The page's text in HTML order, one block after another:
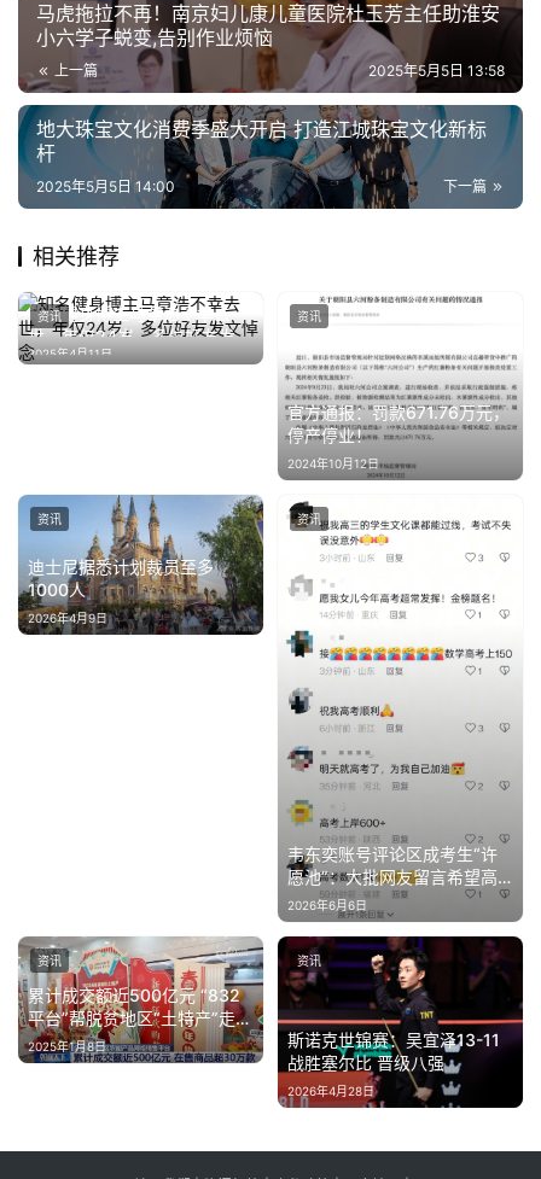
教
育
专
题
车
新
能
源
马虎拖拉不再！南京妇儿康儿童医院杜玉芳主任助淮安
小六学子蜕变,告别作业烦恼
上一篇 2025年5月5日 13:58
地大珠宝文化消费季盛大开启 打造江城珠宝文化新标
杆
下一篇
2025年5月5日 14:00
相关推荐
知名健身博主马章浩不幸去
世，年仅24岁，多位好友发文
悼念
2025年4月11日
资讯
官方通报：罚款671.76万元，
停产停业！
2024年10月12日
资讯
迪士尼据悉计划裁员至多
1000人
2026年4月9日
资讯
韦东奕账号评论区成考生“许
愿池”：大批网友留言希望高
考顺利
2026年6月6日
资讯
累计成交额近500亿元 “832
平台”帮脱贫地区“土特产”走进
千家万户
2025年1月8日
资讯
斯诺克世锦赛：吴宜泽13-11
战胜塞尔比 晋级八强
2026年4月28日
资讯